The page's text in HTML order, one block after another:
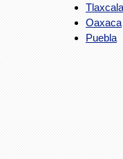
Tlaxcala
Oaxaca
Puebla